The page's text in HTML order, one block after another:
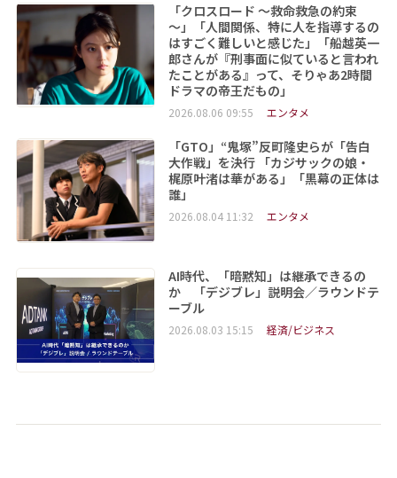
「クロスロード ～救命救急の約束
～」「人間関係、特に人を指導するの
はすごく難しいと感じた」「船越英一
郎さんが『刑事面に似ていると言われ
たことがある』って、そりゃあ2時間
ドラマの帝王だもの」
2026.08.06 09:55 エンタメ
「GTO」“鬼塚”反町隆史らが「告白
大作戦」を決行 「カジサックの娘・
梶原叶渚は華がある」「黒幕の正体は
誰」
2026.08.04 11:32 エンタメ
AI時代、「暗黙知」は継承できるの
か 「デジブレ」説明会／ラウンドテ
ーブル
2026.08.03 15:15 経済/ビジネス